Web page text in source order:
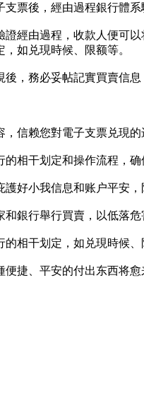
票後，經由過程銀行體系
證經由過程，收款人便可
如兑現時候、限额等。
，務必妥帖記實買賣信
信赖您對電子支票兑現
相干划定和操作流程，
好小我信息和账户平安，
銀行舉行買賣，以低落危
相干划定，如兑現時候
捷、平安的付出东西将